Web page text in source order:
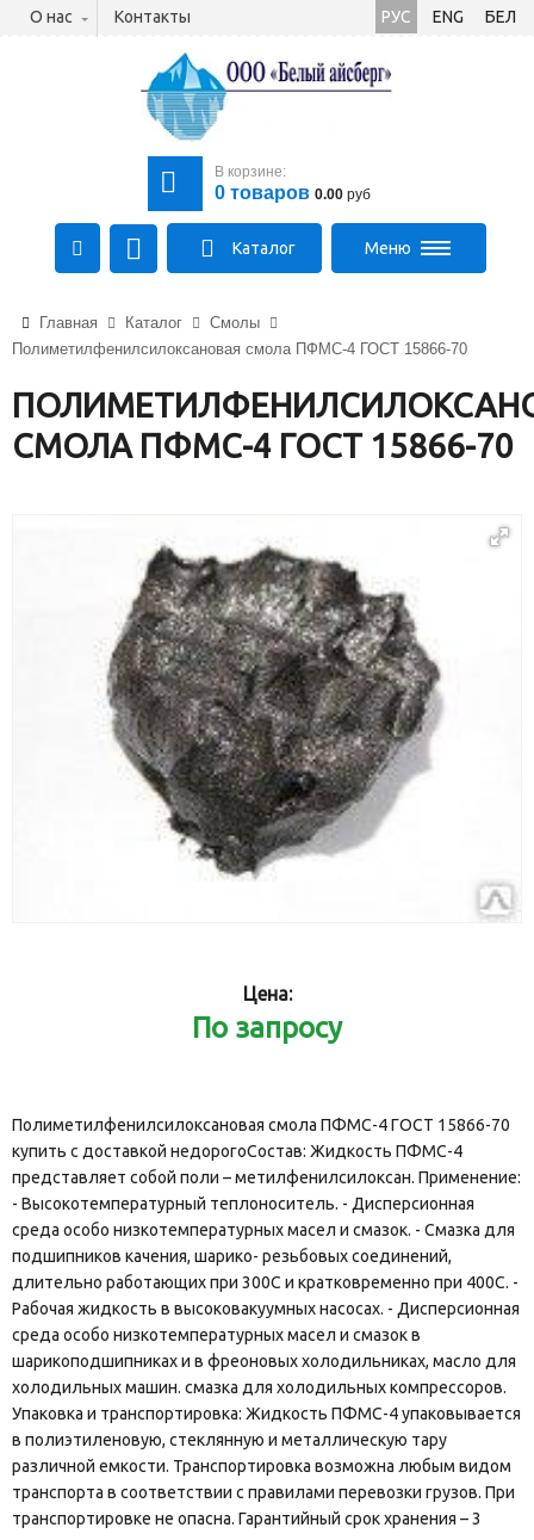
О нас Контакты РУС ENG БЕЛ
В корзине:
0 товаров 0.00 руб
+375 (29) 710-23-43
+375 (33) 315-03-03
aysberg-sales@yandex.by
Каталог Меню
Главная Каталог
Смолы
Полиметилфенилсилоксановая смола ПФМС-4 ГОСТ 15866-70
СМОЛА ПФМС-4 ГОСТ 15866-70
Цена:
По запросу
Полиметилфенилсилоксановая смола ПФМС-4 ГОСТ 15866-70
купить с доставкой недорогоСостав: Жидкость ПФМС-4
представляет собой поли – метилфенилсилоксан. Применение:
- Высокотемпературный теплоноситель. - Дисперсионная
среда особо низкотемпературных масел и смазок. - Смазка для
подшипников качения, шарико- резьбовых соединений,
длительно работающих при 300С и кратковременно при 400С. -
Рабочая жидкость в высоковакуумных насосах. - Дисперсионная
среда особо низкотемпературных масел и смазок в
шарикоподшипниках и в фреоновых холодильниках, масло для
холодильных машин. смазка для холодильных компрессоров.
Упаковка и транспортировка: Жидкость ПФМС-4 упаковывается
в полиэтиленовую, стеклянную и металлическую тару
различной емкости. Транспортировка возможна любым видом
транспорта в соответствии с правилами перевозки грузов. При
транспортировке не опасна. Гарантийный срок хранения – 3